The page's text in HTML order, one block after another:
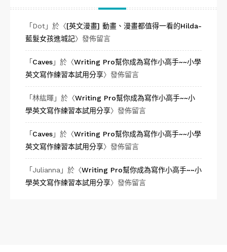
「Dot」於〈[英文漫畫] 動畫、漫畫都值得一看的Hilda-
藍髮女孩進城記〉發佈留言
「Caves」於〈Writing Pro幫你成為寫作小高手~~小學
英文寫作練習本試用分享〉發佈留言
「林紘暉 」於〈Writing Pro幫你成為寫作小高手~~小
學英文寫作練習本試用分享〉發佈留言
「Caves」於〈Writing Pro幫你成為寫作小高手~~小學
英文寫作練習本試用分享〉發佈留言
「Julianna 」於〈Writing Pro幫你成為寫作小高手~~小
學英文寫作練習本試用分享〉發佈留言